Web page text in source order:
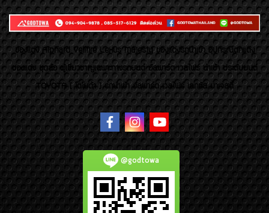
ของเเต่ง Alphard Vellfire Lexus Majesty ของเเต่งรถนำเข้า อุปกรณ์ตกแต่ง
ของแต่ง ชุดล้อ ผู้เชี่ยวชาญเฉพาะทางรถยนต์ อัลพาร์ด เวลไฟร์ นำเข้า ประดับยนต์
TOYOTA ( โตโยต้า ) รถนำเข้า อัลพาร์ด เวลไฟร์ เลกซัส มาเจสตี้
@godtowa